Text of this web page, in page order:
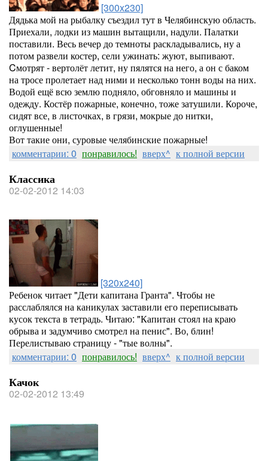
[300x230]
Дядька мой на рыбалку съездил тут в Челябинскую область.
Приехали, лодки из машин вытащили, надули. Палатки
поставили. Весь вечер до темноты раскладывались, ну а
потом развели костер, сели ужинать: жуют, выпивают.
Cмотрят - вертолёт летит, ну пялятся на него, а он с баком
на тросе пролетает над ними и несколько тонн воды на них.
Водой ещё всю землю подняло, обговняло и машины и
одежду. Костёр пожарные, конечно, тоже затушили. Короче,
сидят все, в листочках, в грязи, мокрые до нитки,
оглушенные!
Вот такие они, суровые челябинские пожарные!
комментарии: 0 понравилось! вверх^ к полной версии
Классика
02-02-2012 14:03
[320x240]
Ребенок читает "Дети капитана Гранта". Чтобы не
расслаблялся на каникулах заставили его переписывать
кусок текста в тетрадь. Читаю: "Капитан стоял на краю
обрыва и задумчиво смотрел на пенис". Во, блин!
Перелистываю страницу - "тые волны".
комментарии: 0 понравилось! вверх^ к полной версии
Качок
02-02-2012 13:49